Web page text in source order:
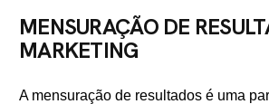
MENSURAÇÃO DE
MARKETING
A mensuração de resultados é uma